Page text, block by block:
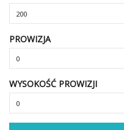
PROWIZJA
WYSOKOŚĆ PROWIZJI